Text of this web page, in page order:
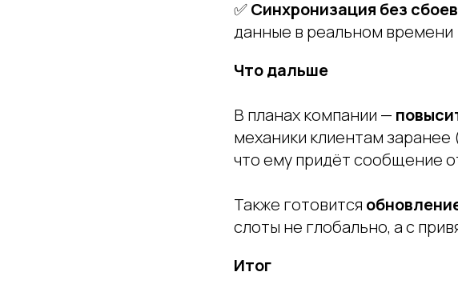
✅Синхронизация без сбоев
данные в реальном времени
Что дальше
В планах компании —
механики клиентам заранее
что ему придёт сообщение
Также готовится
слоты не глобально, а с
Итог